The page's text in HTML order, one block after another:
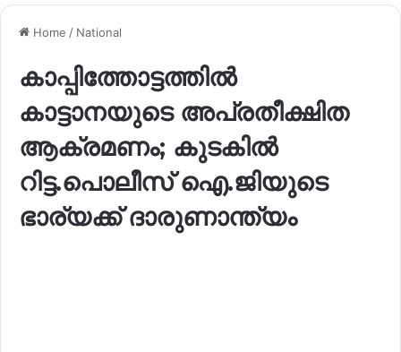
Home / National
കാപ്പിത്തോട്ടത്തിൽ
കാട്ടാനയുടെ അപ്രതീക്ഷിത
ആക്രമണം; കുടകിൽ
റിട്ട.പൊലീസ് ഐ.ജിയുടെ
ഭാര്യക്ക് ദാരുണാന്ത്യം